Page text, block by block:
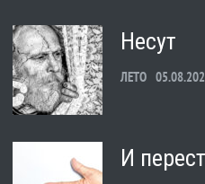
Несут
ЛЕТО
И